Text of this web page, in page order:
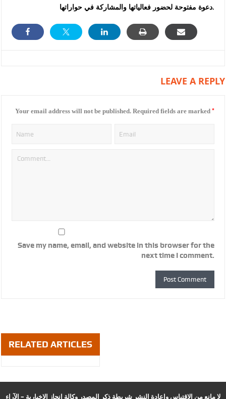
دعوة مفتوحة لحضور فعالياتها والمشاركة في حواراتها.
LEAVE A REPLY
Your email address will not be published. Required fields are marked *
Save my name, email, and website in this browser for the
next time I comment.
RELATED ARTICLES
لا مانع من الاقتباس وإعادة النشر شريطة ذكر المصدر وكالة انجاز الإخبارية – الآراء